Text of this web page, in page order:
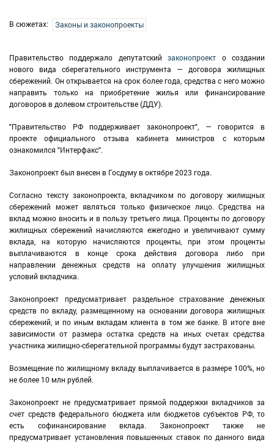
В сюжетах: Законы и законопроекты
Правительство поддержало депутатскийзаконопроект о создании
нового вида сберегательного инструмента — договора жилищных
сбережений. Он открывается на срок более года, средства с него можно
направить только на приобретение жилья или финансирование
договоров в долевом строительстве (ДДУ).
"Правительство РФ поддерживает законопроект", — говорится в
проекте официального отзыва кабинета министров с которым
ознакомился "Интерфакс".
Законопроект был внесен в Госдуму в октябре 2023 года.
Согласно тексту законопроекта, вкладчиком по договору жилищных
сбережений может являться только физическое лицо. Средства на
вклад можно вносить и в пользу третьего лица. Проценты по договору
жилищных сбережений начисляются ежегодно и увеличивают сумму
вклада, на которую начисляются проценты, при этом проценты
выплачиваются в конце срока действия договора либо при
направлении денежных средств на оплату улучшения жилищных
условий вкладчика.
Законопроект предусматривает раздельное страхование денежных
средств по вкладу, размещенному на основании договора жилищных
сбережений, и по иным вкладам клиента в том же банке. В итоге вне
зависимости от размера остатка средств на иных счетах средства
участника жилищно-сберегательной программы будут застрахованы.
Возмещение по жилищному вкладу выплачивается в размере 100%, но
не более 10 млн рублей.
Законопроект не предусматривает прямой поддержки вкладчиков за
счет средств федерального бюджета или бюджетов субъектов РФ, то
есть софинансирование вклада. Законопроект также не
предусматривает установления повышенных ставок по данного вида